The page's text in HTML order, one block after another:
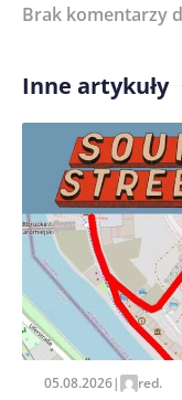
Treść komentarza*
Imię/ Nick*
Zapamiętaj
pisania
Brak komentarzy
Inne artykuły
05.08.2026| red.